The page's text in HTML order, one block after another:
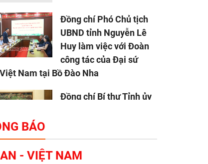
Đồng chí Phó Chủ tịch
UBND tỉnh Nguyễn Lê
Huy làm việc với Đoàn
công tác của Đại sứ
Nam tại Bồ Đào Nha
Đồng chí Bí thư Tỉnh ủy
đoàn Makara Capital
BÁO
- VIỆT NAM